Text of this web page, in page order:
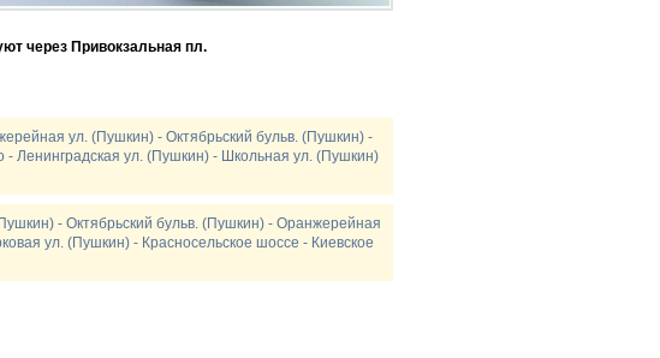
через Привокзальная пл.
ул. (Пушкин) - Октябрьский бульв. (Пушкин) -
- Ленинградская ул. (Пушкин) - Школьная ул. (Пушкин)
- Октябрьский бульв. (Пушкин) - Оранжерейная
ул. (Пушкин) - Красносельское шоссе - Киевское